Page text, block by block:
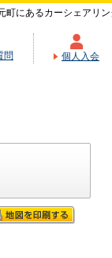
にあるカーシェアリン
問 個人入会